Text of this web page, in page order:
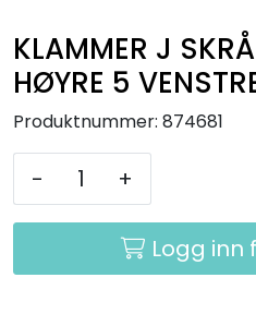
KLAMMER J
HØYRE 5
Produktnummer: 874681
- +
Logg inn